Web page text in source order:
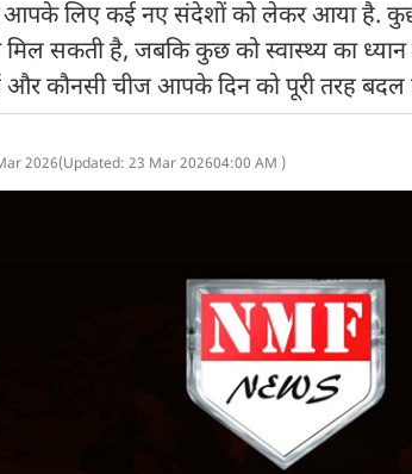
लिए कई नए संदेशों को लेकर आया है. कुछ
सकती है, जबकि कुछ को स्वास्थ्य का
कौनसी चीज आपके दिन को पूरी तरह
2026(Updated: 23 Mar 202604:00 AM )